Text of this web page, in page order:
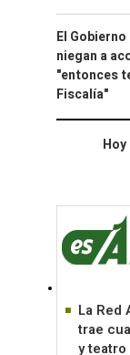
El
niegan a
"entonces
Fiscalía"
Hoy
La Red
trae
y